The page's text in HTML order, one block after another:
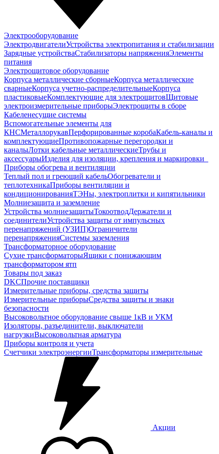
Электрооборудование
ЭлектродвигателиУстройства электропитания и стабилизации
Зарядные устройстваСтабилизаторы напряженияЭлементы
питания
Электрощитовое оборудование
Корпуса металлические сборныеКорпуса металлические
сварныеКорпуса учетно-распределительныеКорпуса
пластиковыеКомплектующие для электрощитовЩитовые
электроизмерительные приборыЭлектрощиты в сборе
Кабеленесущие системы
Вспомогательные элементы для
КНСМеталлорукавПерфорированные коробаКабель-каналы и
комплектующиеПротивопожарные перегородки и
каналыЛотки кабельные металлическиеТрубы и
аксессуарыИзделия для изоляции, крепления и маркировки
Приборы обогрева и вентиляции
Теплый пол и греющий кабельОбогреватели и
теплотехникаПриборы вентиляции и
кондиционированияТЭНы, электроплитки и кипятильники
Молниезащита и заземление
Устройства молниезащитыТокоотводДержатели и
соединителиУстройства защиты от импульсных
перенапряжений (УЗИП)Ограничители
перенапряженияСистемы заземления
Трансформаторное оборудование
Сухие трансформаторыЯщики с понижающим
трансформатором ятп
Товары под заказ
DKCПрочие поставщики
Измерительные приборы, средства защиты
Измерительные приборыСредства защиты и знаки
безопасности
Высоковольтное оборудование свыше 1кВ и УКМ
Изоляторы, разъединители, выключатели
нагрузкиВысоковольтная арматура
Приборы контроля и учета
Счетчики электроэнергииТрансформаторы измерительные
Акции